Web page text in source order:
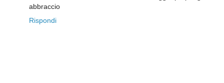
abbraccio
Rispondi